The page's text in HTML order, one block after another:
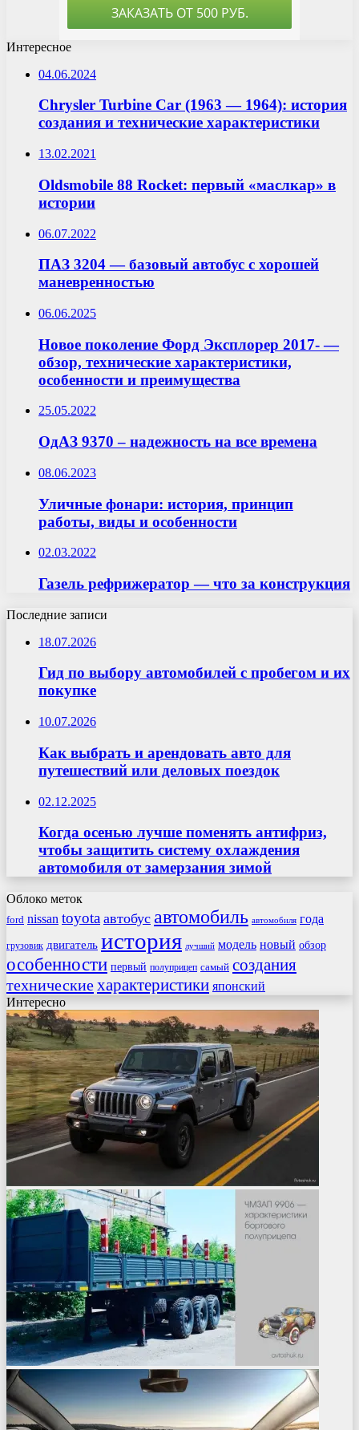
Интересное
04.06.2024
Chrysler Turbine Car (1963 — 1964): история
создания и технические характеристики
13.02.2021
Oldsmobile 88 Rocket: первый «маслкар» в
истории
06.07.2022
ПАЗ 3204 — базовый автобус с хорошей
маневренностью
06.06.2025
Новое поколение Форд Эксплорер 2017- —
обзор, технические характеристики,
особенности и преимущества
25.05.2022
ОдАЗ 9370 – надежность на все времена
08.06.2023
Уличные фонари: история, принцип
работы, виды и особенности
02.03.2022
Газель рефрижератор — что за конструкция
Последние записи
18.07.2026
Гид по выбору автомобилей с пробегом и их
покупке
10.07.2026
Как выбрать и арендовать авто для
путешествий или деловых поездок
02.12.2025
Когда осенью лучше поменять антифриз,
чтобы защитить систему охлаждения
автомобиля от замерзания зимой
Облоко меток
ford nissan toyota автобус автомобиль автомобиля года
грузовик двигатель история лучший модель новый обзор
особенности первый полуприцеп самый создания
техническиехарактеристики японский
Интересно